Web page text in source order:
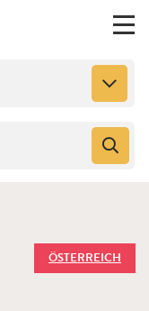
ÖSTERREICH